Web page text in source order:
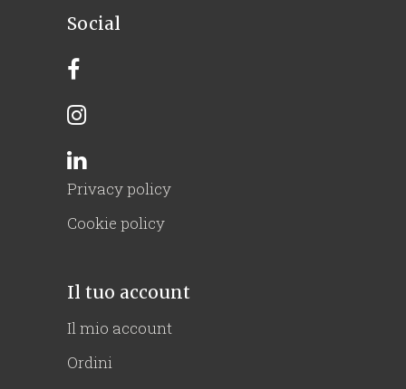
Social
Privacy policy
Cookie policy
Il tuo account
Il mio account
Ordini